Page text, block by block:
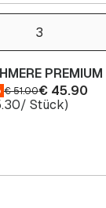
€51.00€ 45.90
/ Stück)